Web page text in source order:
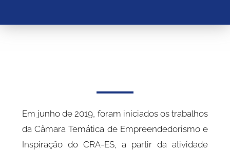
Em junho de 2019, foram iniciados os trabalhos
da Câmara Temática de Empreendedorismo e
Inspiração do CRA-ES, a partir da atividade